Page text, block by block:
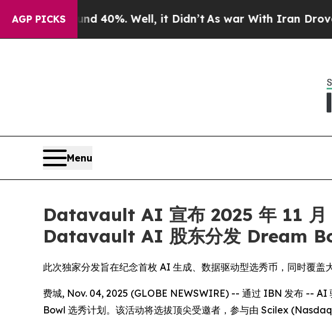
AGP PICKS
Around 40%. Well, it Didn’t As war With Iran Drove oil
Menu
Datavault AI 宣布 2025 年 11 月
Datavault AI 股东分发 Dream
此次独家分发旨在纪念首枚 AI 生成、数据驱动型选秀币，同时覆
费城, Nov. 04, 2025 (GLOBE NEWSWIRE) -- 通过 IBN 发布 --
Bowl 选秀计划。该活动将选拔顶尖受邀者，参与由 Scilex